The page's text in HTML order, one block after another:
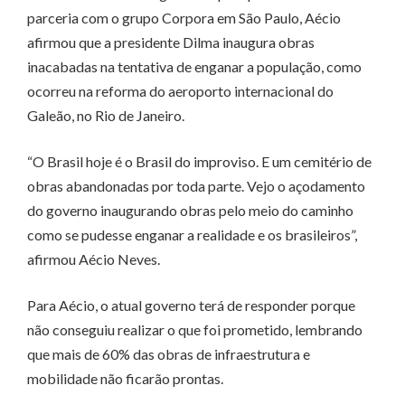
parceria com o grupo Corpora em São Paulo, Aécio
afirmou que a presidente Dilma inaugura obras
inacabadas na tentativa de enganar a população, como
ocorreu na reforma do aeroporto internacional do
Galeão, no Rio de Janeiro.
“O Brasil hoje é o Brasil do improviso. E um cemitério de
obras abandonadas por toda parte. Vejo o açodamento
do governo inaugurando obras pelo meio do caminho
como se pudesse enganar a realidade e os brasileiros”,
afirmou Aécio Neves.
Para Aécio, o atual governo terá de responder porque
não conseguiu realizar o que foi prometido, lembrando
que mais de 60% das obras de infraestrutura e
mobilidade não ficarão prontas.